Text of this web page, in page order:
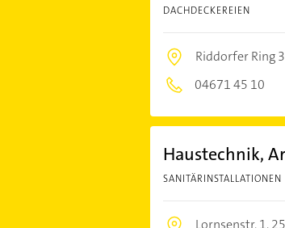
DACHDECKEREIEN
Riddorfer Ring
04671 45 10
Haustechnik,
SANITÄRINSTALLATIONEN
Lornsenstr. 1,